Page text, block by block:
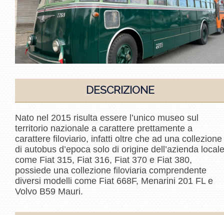
DESCRIZIONE
Nato nel 2015 risulta essere l’unico museo sul
territorio nazionale a carattere prettamente a
carattere filoviario, infatti oltre che ad una collezione
di autobus d’epoca solo di origine dell’azienda locale
come Fiat 315, Fiat 316, Fiat 370 e Fiat 380,
possiede una collezione filoviaria comprendente
diversi modelli come Fiat 668F, Menarini 201 FL e
Volvo B59 Mauri.